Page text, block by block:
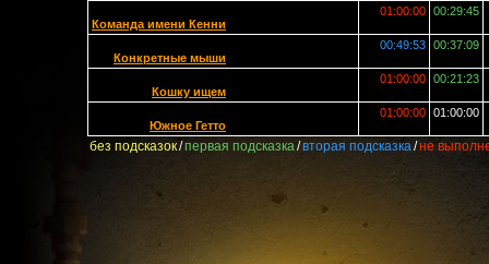
Команда имени Кенни
01:00:00 00:29:45
Конкретные мыши
00:49:53 00:37:09
Кошку ищем
01:00:00 00:21:23
Южное Гетто
01:00:00 01:00:00
без подсказок/первая подсказка/вторая подсказка/не